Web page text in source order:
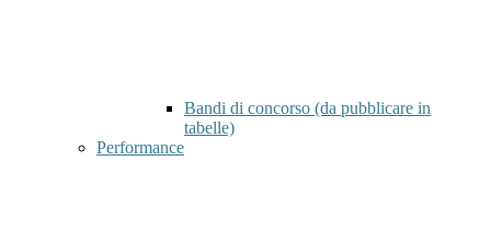
Bandi di concorso (da pubblicare in
tabelle)
Performance